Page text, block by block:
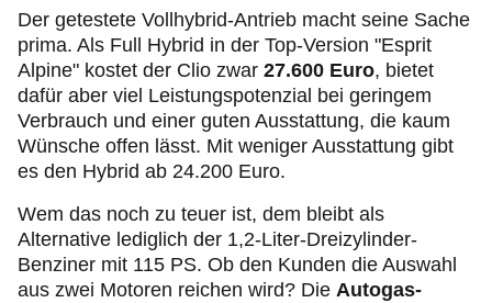
Der getestete Vollhybrid-Antrieb macht seine Sache
prima. Als Full Hybrid in der Top-Version "Esprit
Alpine" kostet der Clio zwar 27.600 Euro, bietet
dafür aber viel Leistungspotenzial bei geringem
Verbrauch und einer guten Ausstattung, die kaum
Wünsche offen lässt. Mit weniger Ausstattung gibt
es den Hybrid ab 24.200 Euro.
Wem das noch zu teuer ist, dem bleibt als
Alternative lediglich der 1,2-Liter-Dreizylinder-
Benziner mit 115 PS. Ob den Kunden die Auswahl
aus zwei Motoren reichen wird? Die Autogas-